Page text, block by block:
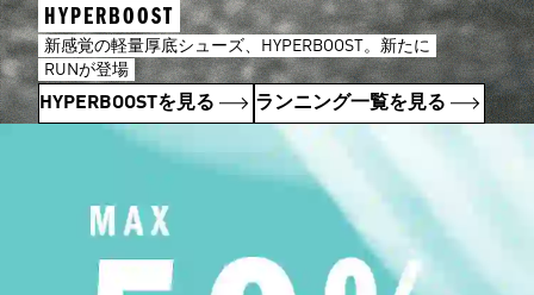
HYPERBOOST
新感覚の軽量厚底シューズ、HYPERBOOST。新たに
RUNが登場
HYPERBOOSTを見る ランニング一覧を見る